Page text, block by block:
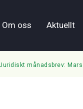
Om oss Aktuellt
månadsbrev: Mars